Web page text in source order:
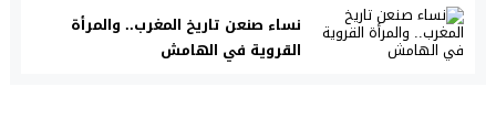
نساء صنعن تاريخ المغرب.. والمرأة
القروية في الهامش